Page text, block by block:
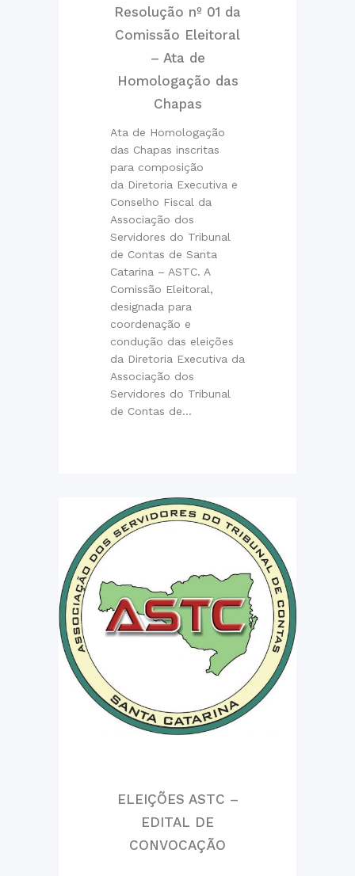
Resolução nº 01 da
Comissão Eleitoral
– Ata de
Homologação das
Chapas
Ata de Homologação
das Chapas inscritas
para composição
da Diretoria Executiva e
Conselho Fiscal da
Associação dos
Servidores do Tribunal
de Contas de Santa
Catarina – ASTC. A
Comissão Eleitoral,
designada para
coordenação e
condução das eleições
da Diretoria Executiva da
Associação dos
Servidores do Tribunal
de Contas de...
ELEIÇÕES ASTC –
EDITAL DE
CONVOCAÇÃO